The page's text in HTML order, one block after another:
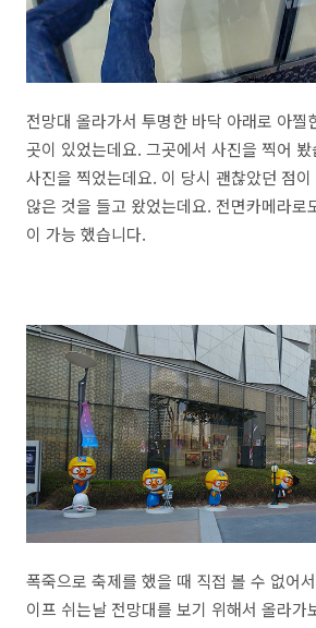
전망대 올라가서 투명한 바닥 아래로 아찔
곳이 있었는데요. 그곳에서 사진을 찍어
사진을 찍었는데요. 이 당시 괜찮았던 점
않은 것을 들고 왔었는데요. 전면카메라로
이 가능 했습니다.
폭죽으로 축제를 했을 때 직접 볼 수 없어
이프 쉬는날 전망대를 보기 위해서 올라가